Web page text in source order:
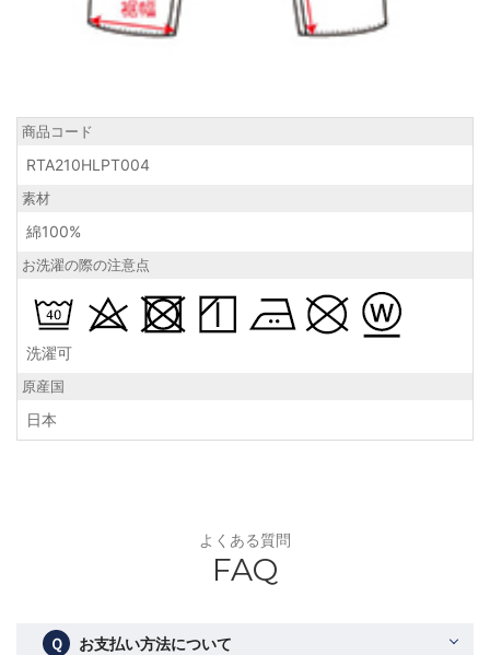
商品コード
RTA210HLPT004
素材
綿100%
お洗濯の際の注意点
洗濯可
原産国
日本
よくある質問
FAQ
Ｑ お支払い方法について